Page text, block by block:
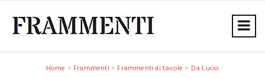
Home > Frammenti > Frammenti di tavole > Da Lucio